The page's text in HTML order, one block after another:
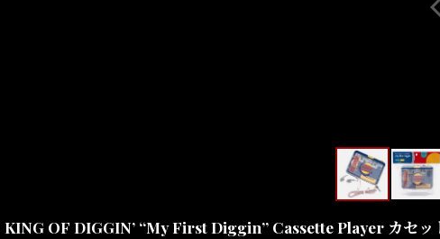
KING OF DIGGIN’ “My First Diggin” Cassette Player カセッ